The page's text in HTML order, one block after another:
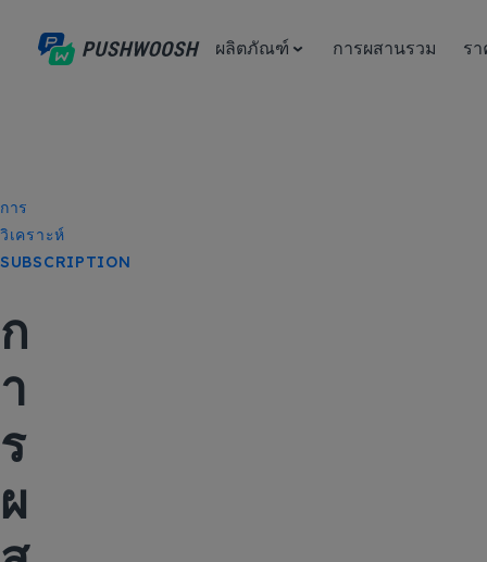
ผลิตภัณฑ์ การผสานรวม ร
การ
วิเคราะห์
SUBSCRIPTION
ก
า
ร
ผ